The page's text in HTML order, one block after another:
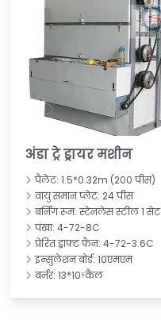
अंडा ट्रे ड्रायर मशीन
पैलेट: 1.5*0.32m (200 पीस)
वायु समान प्लेट: 24 पीस
बर्निंग रूम: स्टेनलेस स्टील 1 सेट
पंखा: 4-72-8C
प्रेरित ड्राफ्ट फैन: 4-72-3.6C
इन्सुलेशन बोर्ड: 10एमएम
बर्नर: 13*10⁵कैल